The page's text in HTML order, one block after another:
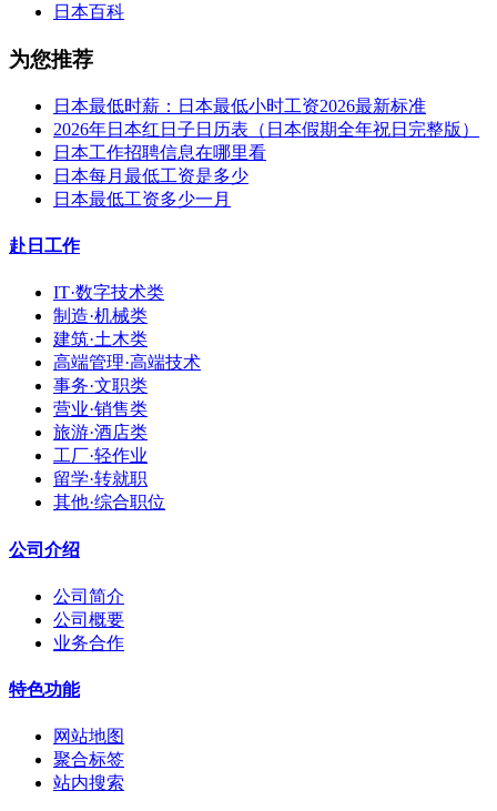
日本百科
为您推荐
日本最低时薪：日本最低小时工资2026最新标准
2026年日本红日子日历表（日本假期全年祝日完整版）
日本工作招聘信息在哪里看
日本每月最低工资是多少
日本最低工资多少一月
赴日工作
IT·数字技术类
制造·机械类
建筑·土木类
高端管理·高端技术
事务·文职类
营业·销售类
旅游·酒店类
工厂·轻作业
留学·转就职
其他·综合职位
公司介绍
公司简介
公司概要
业务合作
特色功能
网站地图
聚合标签
站内搜索